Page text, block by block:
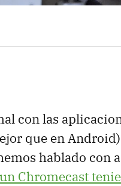
con las
que en
hablado con
Chromecast